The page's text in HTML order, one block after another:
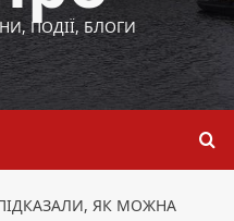
ПОДІЇ, БЛОГИ
ЯК МОЖНА